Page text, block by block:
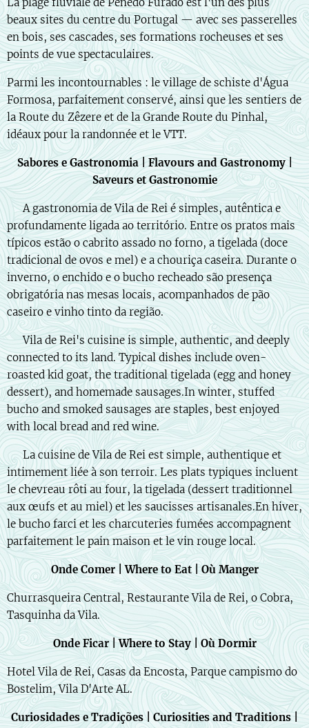
beaux sites du centre du Portugal — avec ses passerelles
en bois, ses cascades, ses formations rocheuses et ses
points de vue spectaculaires.
Parmi les incontournables : le village de schiste d'Água
Formosa, parfaitement conservé, ainsi que les sentiers de
la Route du Zêzere et de la Grande Route du Pinhal,
idéaux pour la randonnée et le VTT.
Sabores e Gastronomia | Flavours and Gastronomy |
Saveurs et Gastronomie
🇵🇹 A gastronomia de Vila de Rei é simples, autêntica e
profundamente ligada ao território. Entre os pratos mais
típicos estão o cabrito assado no forno, a tigelada (doce
tradicional de ovos e mel) e a chouriça caseira. Durante o
inverno, o enchido e o bucho recheado são presença
obrigatória nas mesas locais, acompanhados de pão
caseiro e vinho tinto da região.
🇬🇧 Vila de Rei's cuisine is simple, authentic, and deeply
connected to its land. Typical dishes include oven-
roasted kid goat, the traditional tigelada (egg and honey
dessert), and homemade sausages.In winter, stuffed
bucho and smoked sausages are staples, best enjoyed
with local bread and red wine.
🇫🇷 La cuisine de Vila de Rei est simple, authentique et
intimement liée à son terroir. Les plats typiques incluent
le chevreau rôti au four, la tigelada (dessert traditionnel
aux œufs et au miel) et les saucisses artisanales.En hiver,
le bucho farci et les charcuteries fumées accompagnent
parfaitement le pain maison et le vin rouge local.
Onde Comer | Where to Eat | Où Manger
Churrasqueira Central, Restaurante Vila de Rei, o Cobra,
Tasquinha da Vila.
Onde Ficar | Where to Stay | Où Dormir
Hotel Vila de Rei, Casas da Encosta, Parque campismo do
Bostelim, Vila D'Arte AL.
Curiosidades e Tradições | Curiosities and Traditions |